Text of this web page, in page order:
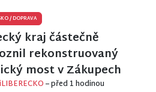
/DOPRAVA
kraj částečně
rekonstruovaný
most v Zákupech
– před 1 hodinou